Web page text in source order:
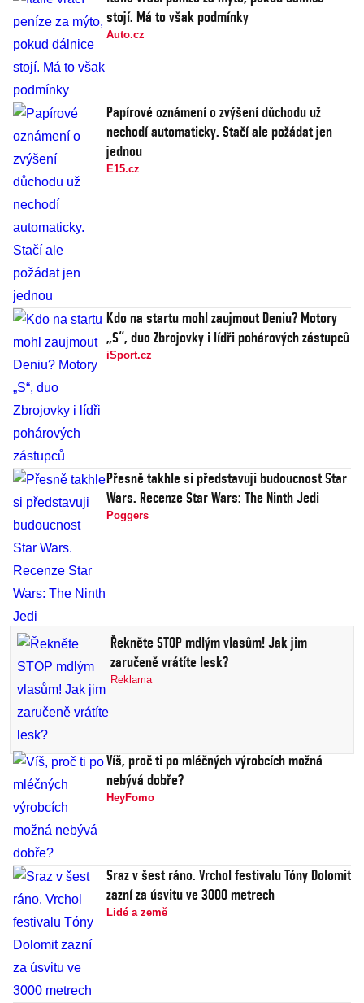
stojí. Má to však podmínky
Auto.cz
Papírové oznámení o zvýšení důchodu už
nechodí automaticky. Stačí ale požádat jen
jednou
E15.cz
Kdo na startu mohl zaujmout Deniu? Motory
„S“, duo Zbrojovky i lídři pohárových zástupců
iSport.cz
Přesně takhle si představuji budoucnost Star
Wars. Recenze Star Wars: The Ninth Jedi
Poggers
Řekněte STOP mdlým vlasům! Jak jim
zaručeně vrátíte lesk?
Reklama
Víš, proč ti po mléčných výrobcích možná
nebývá dobře?
HeyFomo
Sraz v šest ráno. Vrchol festivalu Tóny Dolomit
zazní za úsvitu ve 3000 metrech
Lidé a země